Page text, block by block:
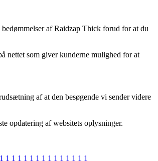
af Raidzap Thick forud for at du
nettet som giver kunderne mulighed for at
af at den besøgende vi sender videre
opdatering af websitets oplysninger.
1 1 1 1 1 1 1 1 1 1 1 1 1 1 1